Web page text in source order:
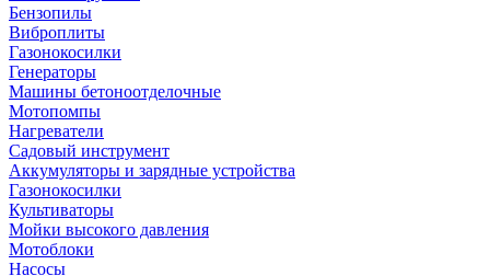
Бензопилы
Виброплиты
Газонокосилки
Генераторы
Машины бетоноотделочные
Мотопомпы
Нагреватели
Садовый инструмент
Аккумуляторы и зарядные устройства
Газонокосилки
Культиваторы
Мойки высокого давления
Мотоблоки
Насосы